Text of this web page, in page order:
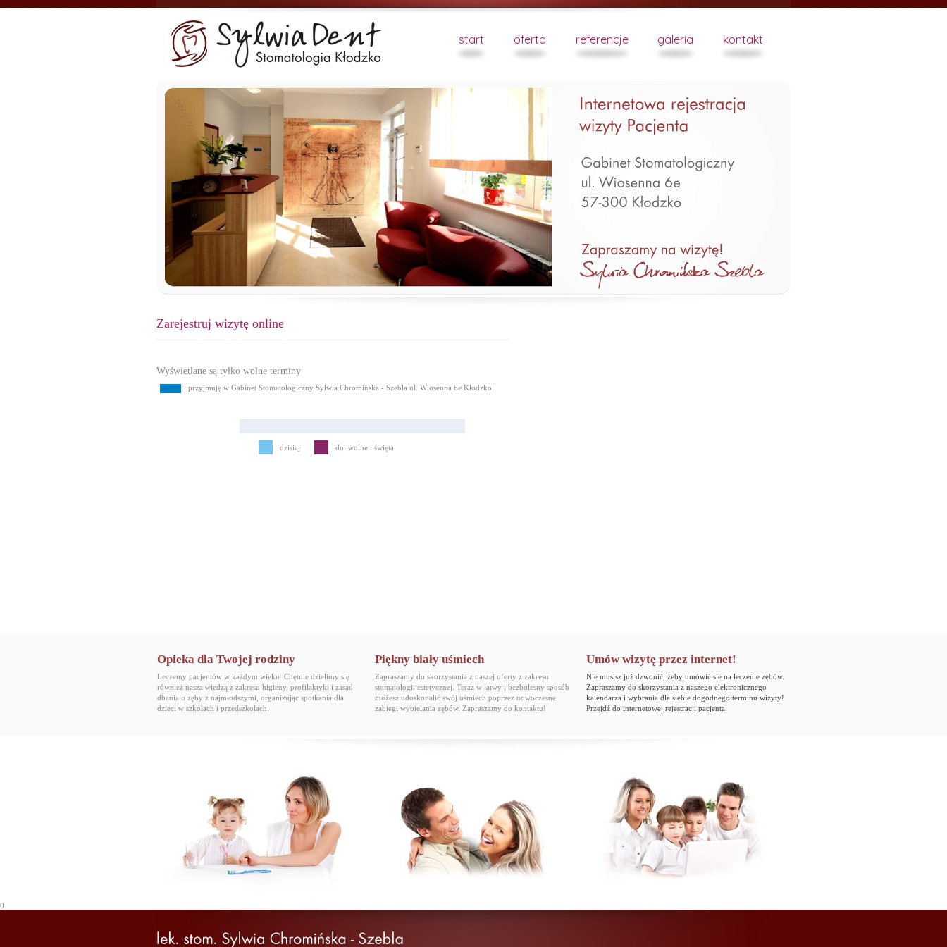
start oferta referencje galeria kontakt
Zarejestruj wizytę online
Wyświetlane są tylko wolne terminy
przyjmuję w Gabinet Stomatologiczny Sylwia Chromińska - Szebla ul. Wiosenna 6e Kłodzko
dzisiaj dni wolne i święta
Opieka dla Twojej rodziny
Leczemy pacjentów w każdym wieku. Chętnie dzielimy się
również nasza wiedzą z zakresu higieny, profilaktyki i zasad
dbania o zęby z najmłodszymi, organizując spotkania dla
dzieci w szkołach i przedszkolach.
Piękny biały uśmiech
Zapraszamy do skorzystania z naszej oferty z zakresu
stomatologii estetycznej. Teraz w łatwy i bezbolesny sposób
możesz udoskonalić swój uśmiech poprzez nowoczesne
zabiegi wybielania zębów. Zapraszamy do kontaktu!
Umów wizytę przez internet!
Nie musisz już dzwonić, żeby umówić sie na leczenie zębów.
Zapraszamy do skorzystania z naszego elektronicznego
kalendarza i wybrania dla siebie dogodnego terminu wizyty!
Przejdź do internetowej rejestracji pacjenta.
0